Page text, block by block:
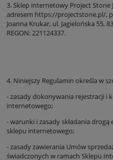
3. Sklep internetowy Project Stone
adresem https://projectstone.pl/,
Joanna Krukar, ul. Jagielońska 55,
REGON: 221124337.
4. Niniejszy Regulamin określa w
- zasady dokonywania rejestracji i
internetowego;
- warunki i zasady składania
sklepu internetowego;
- zasady zawierania Umów
świadczonych w ramach Sklepu